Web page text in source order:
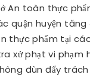
An toàn thực
quận huyện
thực phẩm tại
xử phạt vi phạm
đùn đẩy trách